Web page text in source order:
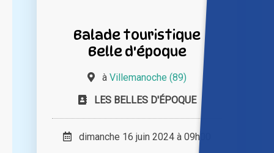
Balade touristique
Belle d'époque
à Villemanoche (89)
LES BELLES D'ÉPOQUE
dimanche 16 juin 2024 à 09h00